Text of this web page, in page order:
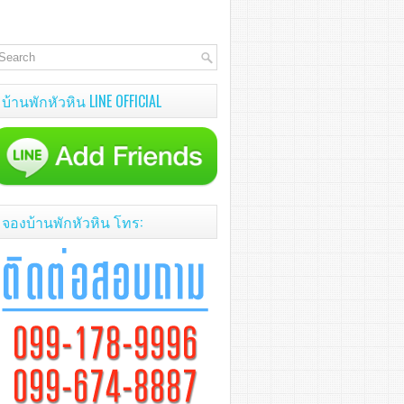
บ้านพักหัวหิน LINE OFFICIAL
จองบ้านพักหัวหิน โทร: